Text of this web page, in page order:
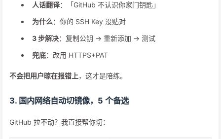
人话翻译：「GitHub 不认识你家门钥匙」
为什么：你的 SSH Key 没贴对
3 步解决：复制公钥 → 重新添加 → 测试
兜底：改用 HTTPS+PAT
不会把用户晾在报错上，这才是陪练。
3. 国内网络自动切镜像，5 个备选
GitHub 拉不动？我直接帮你切：